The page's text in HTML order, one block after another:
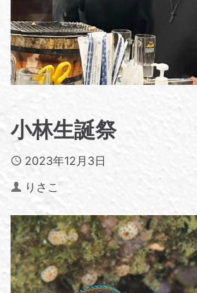
小林生誕祭
Published
2023年12月3日
Author
りさこ